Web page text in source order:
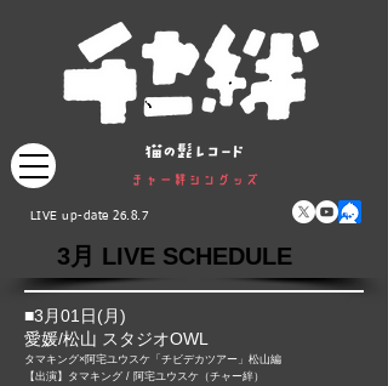
LIVE up-date 26.8.7
3月 LIVE SCHEDULE
■3月01日(月)​
愛媛/松山 スタジオOWL
タマキング×阿宅ユウスケ「チビデカツアー」松山編
【出演】タマキング / 阿宅ユウスケ（チャー絆）